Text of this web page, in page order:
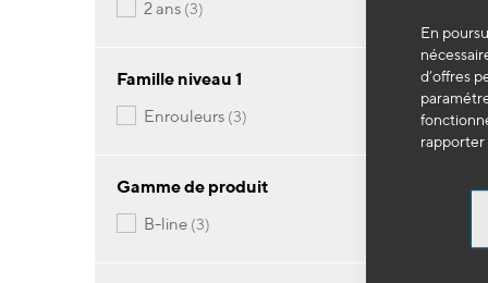
En
d’offres
rapporter
79
2 ans 3articles
Famille niveau 1
enrouleurs 3articles
Gamme de produit
b-line 3articles